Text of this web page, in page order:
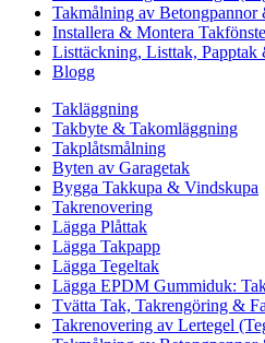
Takmålning av Betongpannor
Installera & Montera
Listtäckning, Listtak, Papptak
Blogg
Takläggning
Takbyte & Takomläggning
Takplåtsmålning
Byten av Garagetak
Bygga Takkupa & Vindskupa
Takrenovering
Lägga Plåttak
Lägga Takpapp
Lägga Tegeltak
Lägga EPDM Gummiduk:
Tvätta Tak, Takrengöring &
Takrenovering av Lertegel